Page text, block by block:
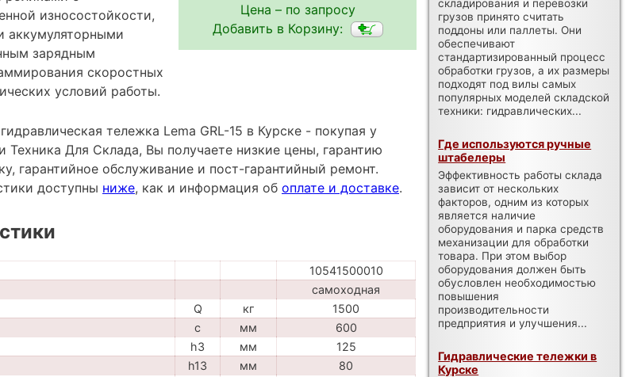
Цена – по запросу
Добавить в Корзину:
износостойкости,
аккумуляторными
зарядным
скоростных
условий работы.
тележка Lema GRL-15 в Курске - покупая у
Для Склада, Вы получаете низкие цены, гарантию
гарантийное обслуживание и пост-гарантийный ремонт.
доступны ниже, как и информация об оплате и доставке.
10541500010
самоходная
Q кг
1500
c мм
600
h3 мм
125
h13 мм
80
складирования и перевозки
грузов принято считать
поддоны или паллеты. Они
обеспечивают
стандартизированный процесс
обработки грузов, а их размеры
подходят под вилы самых
популярных моделей складской
техники: гидравлических...
Где используются ручные
штабелеры
Эффективность работы склада
зависит от нескольких
факторов, одним из которых
является наличие
оборудования и парка средств
механизации для обработки
товара. При этом выбор
оборудования должен быть
обусловлен необходимостью
повышения
производительности
предприятия и улучшения...
Гидравлические тележки в
Курске